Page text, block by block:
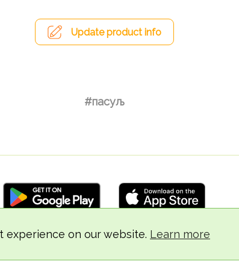
experience on our website. Learn more
Update product info
#пасуљ